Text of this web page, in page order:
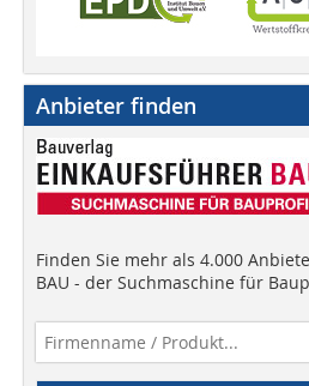
Anbieter finden
Finden Sie mehr als 4.000
BAU - der Suchmaschine für